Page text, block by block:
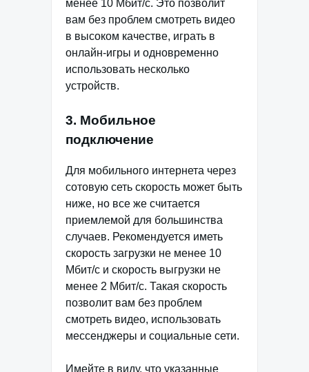
менее 10 Мбит/с. Это позволит
вам без проблем смотреть видео
в высоком качестве, играть в
онлайн-игры и одновременно
использовать несколько
устройств.
3. Мобильное
подключение
Для мобильного интернета через
сотовую сеть скорость может быть
ниже, но все же считается
приемлемой для большинства
случаев. Рекомендуется иметь
скорость загрузки не менее 10
Мбит/с и скорость выгрузки не
менее 2 Мбит/с. Такая скорость
позволит вам без проблем
смотреть видео, использовать
мессенджеры и социальные сети.
Имейте в виду, что указанные